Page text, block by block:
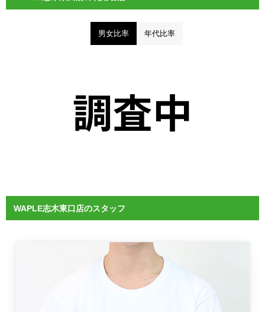
男女比率 年代比率
WAPLE志木東口店のスタッフ